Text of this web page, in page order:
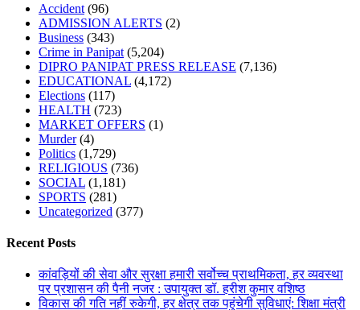
Accident (96)
ADMISSION ALERTS (2)
Business (343)
Crime in Panipat (5,204)
DIPRO PANIPAT PRESS RELEASE (7,136)
EDUCATIONAL (4,172)
Elections (117)
HEALTH (723)
MARKET OFFERS (1)
Murder(4)
Politics (1,729)
RELIGIOUS (736)
SOCIAL (1,181)
SPORTS (281)
Uncategorized (377)
Recent Posts
कांवड़ियों की सेवा और सुरक्षा हमारी सर्वोच्च प्राथमिकता, हर व्यवस्था
पर प्रशासन की पैनी नजर : उपायुक्त डॉ. हरीश कुमार वशिष्ठ
विकास की गति नहीं रुकेगी, हर क्षेत्र तक पहुंचेगी सुविधाएं: शिक्षा मंत्री